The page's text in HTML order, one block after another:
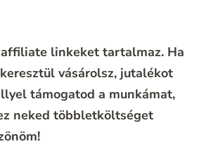
linkeket tartalmaz. Ha
vásárolsz, jutalékot
támogatod a munkámat,
neked többletköltséget